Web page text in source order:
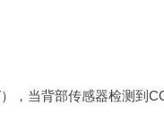
，当背部传感器检测到